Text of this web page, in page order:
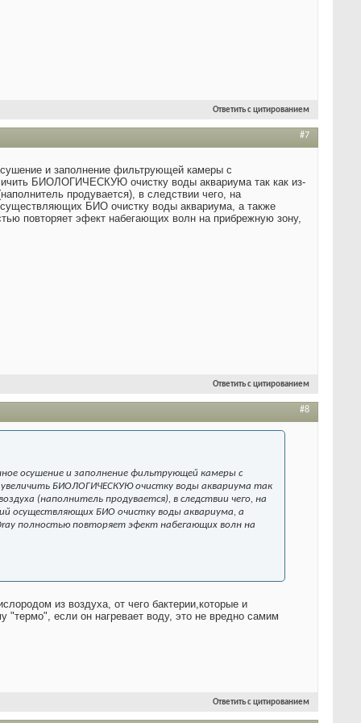
Ответить с цитированием
#7
и заполнение фильтрующей камеры с
БИОЛОГИЧЕСКУЮ очистку воды аквариума так как из-
продувается), в следствии чего, на
БИО очистку воды аквариума, а также
повторяет эфект набегающих волн на прибрежную зону,
Ответить с цитированием
#8
осушение и заполнение фильтрующей камеры с
БИОЛОГИЧЕСКУЮ очистку воды аквариума так
(наполнитель продувается), в следствии чего, на
осуществляющих БИО очистку воды аквариума, а
полностью повторяет эфект набегающих волн на
из воздуха, от чего бактерии,которые и
если он нагревает воду, это не вредно самим
Ответить с цитированием